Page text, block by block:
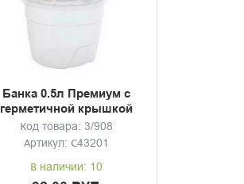
Банка 0.5л Премиум с
герметичной крышкой
Код товара: 3/908
Артикул: С43201
В наличии: 10